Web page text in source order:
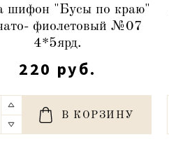
шифон "Бусы по краю"
фиолетовый №07
4*5ярд.
220 руб.
В КОРЗИНУ